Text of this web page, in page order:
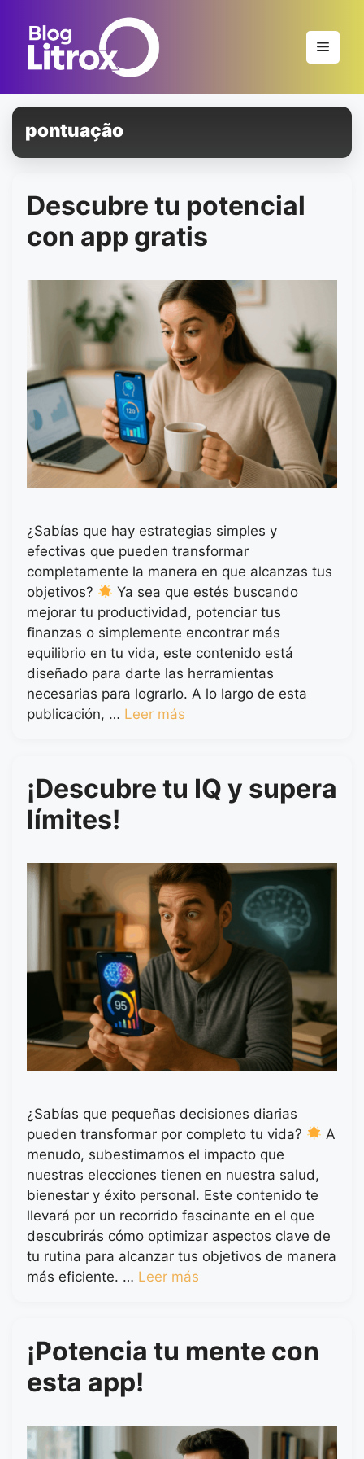
contenido
Menú
pontuação
Descubre tu potencial
con app gratis
¿Sabías que hay estrategias simples y
efectivas que pueden transformar
completamente la manera en que alcanzas tus
objetivos?
Ya sea que estés buscando
mejorar tu productividad, potenciar tus
finanzas o simplemente encontrar más
equilibrio en tu vida, este contenido está
diseñado para darte las herramientas
necesarias para lograrlo. A lo largo de esta
publicación, … Leer más
¡Descubre tu IQ y supera
límites!
¿Sabías que pequeñas decisiones diarias
pueden transformar por completo tu vida?
A
menudo, subestimamos el impacto que
nuestras elecciones tienen en nuestra salud,
bienestar y éxito personal. Este contenido te
llevará por un recorrido fascinante en el que
descubrirás cómo optimizar aspectos clave de
tu rutina para alcanzar tus objetivos de manera
más eficiente. … Leer más
¡Potencia tu mente con
esta app!